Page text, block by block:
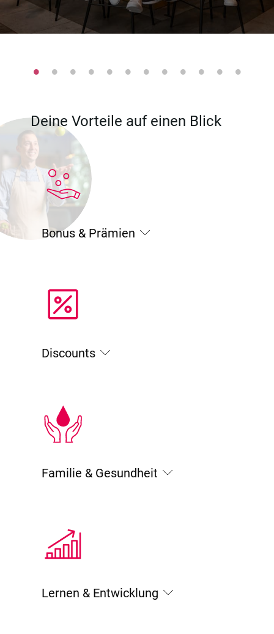
Deine Vorteile auf einen Blick
Bonus & Prämien
Discounts
Familie & Gesundheit
Lernen & Entwicklung